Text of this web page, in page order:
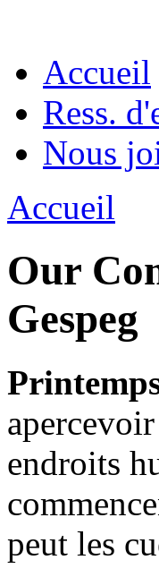
Accueil
Ress.
Nous
Accueil
Our
Gespeg
endroits
peut les